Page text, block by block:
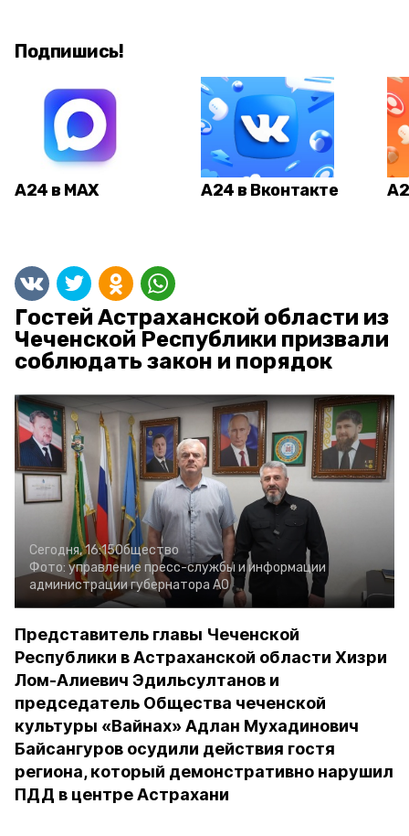
Подпишись!
А24 в MAX А24 в Вконтакте
Гостей Астраханской области из
Чеченской Республики призвали
соблюдать закон и порядок
Сегодня, 16:15Общество
Фото: управление пресс-службы и информации
администрации губернатора АО
Представитель главы Чеченской
Республики в Астраханской области Хизри
Лом-Алиевич Эдильсултанов и
председатель Общества чеченской
культуры «Вайнах» Адлан Мухадинович
Байсангуров осудили действия гостя
региона, который демонстративно нарушил
ПДД в центре Астрахани